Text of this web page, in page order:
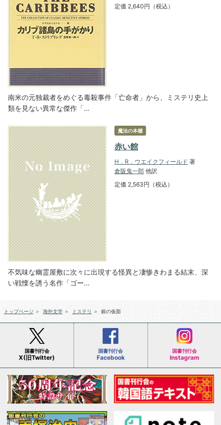
定価 2,640円（税込）
南米の元独裁者をめぐる毒殺事件「亡命者」から、ミステリ史上
類を見ない異常な傑作「…
魔法の本棚
赤い館
H．R．ウエイクフィールド 著
倉阪鬼一郎 他訳
定価 2,563円（税込）
不気味な幽霊屋敷に次々に出現する怪異と凄惨きわまる結末、深
い戦慄を誘う名作「ゴー…
トップページ ＞ 海外文学 ＞ ミステリ ＞ 銀の仮面
国書刊行会
X(旧Twitter)
国書刊行会
Facebook
国書刊行会
Instagram